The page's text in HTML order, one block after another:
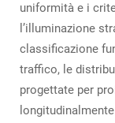
uniformità e i
l’illuminazione
classificazione
traffico, le
progettate per